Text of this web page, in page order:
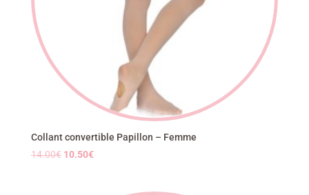
Collant convertible Papillon – Femme
14.00€ Le
10.50€Le